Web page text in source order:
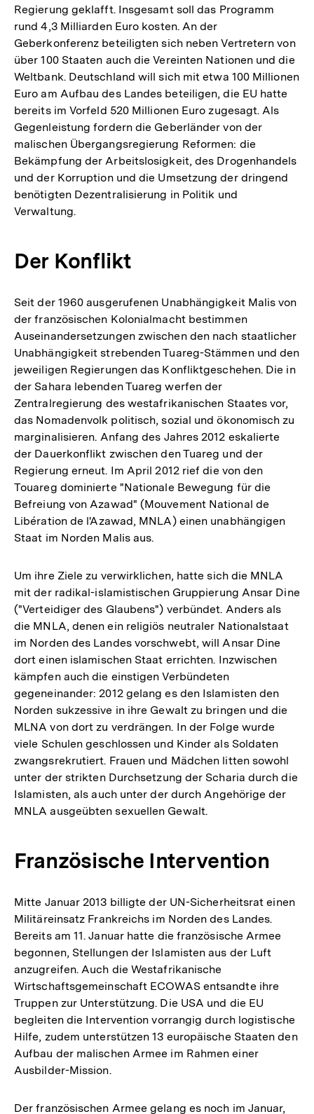
Regierung geklafft. Insgesamt soll das Programm
rund 4,3 Milliarden Euro kosten. An der
Geberkonferenz beteiligten sich neben Vertretern von
über 100 Staaten auch die Vereinten Nationen und die
Weltbank. Deutschland will sich mit etwa 100 Millionen
Euro am Aufbau des Landes beteiligen, die EU hatte
bereits im Vorfeld 520 Millionen Euro zugesagt. Als
Gegenleistung fordern die Geberländer von der
malischen Übergangsregierung Reformen: die
Bekämpfung der Arbeitslosigkeit, des Drogenhandels
und der Korruption und die Umsetzung der dringend
benötigten Dezentralisierung in Politik und
Verwaltung.
Der Konflikt
Seit der 1960 ausgerufenen Unabhängigkeit Malis von
der französischen Kolonialmacht bestimmen
Auseinandersetzungen zwischen den nach staatlicher
Unabhängigkeit strebenden Tuareg-Stämmen und den
jeweiligen Regierungen das Konfliktgeschehen. Die in
der Sahara lebenden Tuareg werfen der
Zentralregierung des westafrikanischen Staates vor,
das Nomadenvolk politisch, sozial und ökonomisch zu
marginalisieren. Anfang des Jahres 2012 eskalierte
der Dauerkonflikt zwischen den Tuareg und der
Regierung erneut. Im April 2012 rief die von den
Touareg dominierte "Nationale Bewegung für die
Befreiung von Azawad" (Mouvement National de
Libération de l'Azawad, MNLA) einen unabhängigen
Staat im Norden Malis aus.
Um ihre Ziele zu verwirklichen, hatte sich die MNLA
mit der radikal-islamistischen Gruppierung Ansar Dine
("Verteidiger des Glaubens") verbündet. Anders als
die MNLA, denen ein religiös neutraler Nationalstaat
im Norden des Landes vorschwebt, will Ansar Dine
dort einen islamischen Staat errichten. Inzwischen
kämpfen auch die einstigen Verbündeten
gegeneinander: 2012 gelang es den Islamisten den
Norden sukzessive in ihre Gewalt zu bringen und die
MLNA von dort zu verdrängen. In der Folge wurde
viele Schulen geschlossen und Kinder als Soldaten
zwangsrekrutiert. Frauen und Mädchen litten sowohl
unter der strikten Durchsetzung der Scharia durch die
Islamisten, als auch unter der durch Angehörige der
MNLA ausgeübten sexuellen Gewalt.
Französische Intervention
Mitte Januar 2013 billigte der UN-Sicherheitsrat einen
Militäreinsatz Frankreichs im Norden des Landes.
Bereits am 11. Januar hatte die französische Armee
begonnen, Stellungen der Islamisten aus der Luft
anzugreifen. Auch die Westafrikanische
Wirtschaftsgemeinschaft ECOWAS entsandte ihre
Truppen zur Unterstützung. Die USA und die EU
begleiten die Intervention vorrangig durch logistische
Hilfe, zudem unterstützen 13 europäische Staaten den
Aufbau der malischen Armee im Rahmen einer
Ausbilder-Mission.
Der französischen Armee gelang es noch im Januar,